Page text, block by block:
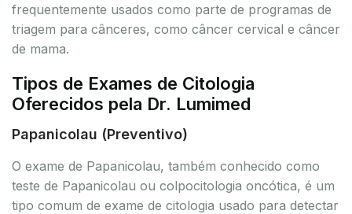
frequentemente usados como parte de programas de
triagem para cânceres, como câncer cervical e câncer
de mama.
Tipos de Exames de Citologia
Oferecidos pela Dr. Lumimed
Papanicolau (Preventivo)
O exame de Papanicolau, também conhecido como
teste de Papanicolau ou colpocitologia oncótica, é um
tipo comum de exame de citologia usado para detectar